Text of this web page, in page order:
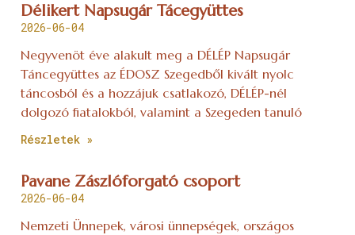
Délikert Napsugár Tácegyüttes
2026-06-04
Negyvenöt éve alakult meg a DÉLÉP Napsugár
Táncegyüttes az ÉDOSZ Szegedből kivált nyolc
táncosból és a hozzájuk csatlakozó, DÉLÉP-nél
dolgozó fiatalokból, valamint a Szegeden tanuló
Részletek »
Pavane Zászlóforgató csoport
2026-06-04
Nemzeti Ünnepek, városi ünnepségek, országos